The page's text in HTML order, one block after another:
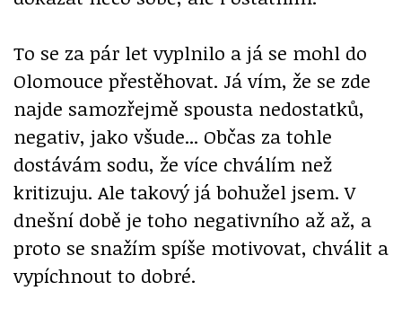
To se za pár let vyplnilo a já se mohl do
Olomouce přestěhovat. Já vím, že se zde
najde samozřejmě spousta nedostatků,
negativ, jako všude... Občas za tohle
dostávám sodu, že více chválím než
kritizuju. Ale takový já bohužel jsem. V
dnešní době je toho negativního až až, a
proto se snažím spíše motivovat, chválit a
vypíchnout to dobré.